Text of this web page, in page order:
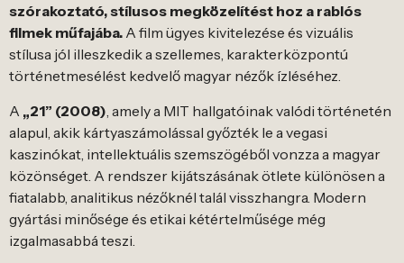
szórakoztató, stílusos megközelítést hoz a rablós
filmek műfajába. A film ügyes kivitelezése és vizuális
stílusa jól illeszkedik a szellemes, karakterközpontú
történetmesélést kedvelő magyar nézők ízléséhez.
A „21” (2008) , amely a MIT hallgatóinak valódi történetén
alapul, akik kártyaszámolással győzték le a vegasi
kaszinókat, intellektuális szemszögéből vonzza a magyar
közönséget. A rendszer kijátszásának ötlete különösen a
fiatalabb, analitikus nézőknél talál visszhangra. Modern
gyártási minősége és etikai kétértelműsége még
izgalmasabbá teszi.